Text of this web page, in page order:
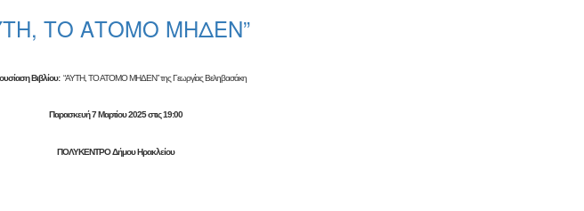
ΤΟ ΑΤΟΜΟ ΜΗΔΕΝ”
Βιβλίου:“ΑΥΤΗ, ΤΟ ΑΤΟΜΟ ΜΗΔΕΝ” της Γεωργίας Βεληβασάκη
Παρασκευή 7 Μαρτίου 2025 στις 19:00
ΠΟΛΥΚΕΝΤΡΟ Δήμου Ηρακλείου